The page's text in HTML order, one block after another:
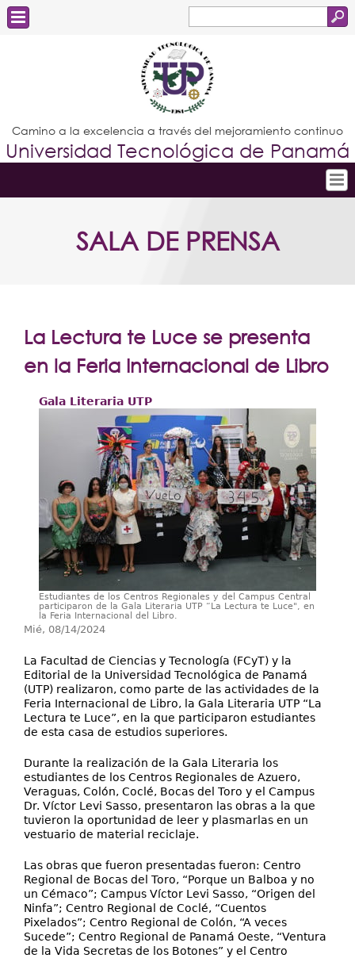
de
búsqueda
Estudiantes
Docentes
Administrativos
Graduados
Camino a la excelencia a través del mejoramiento continuo
Universidad Tecnológica de Panamá
Conoce la UTP
Postgrados
Centros Regionales
Servicios
Internacional
Transparencia
SALA DE PRENSA
La Lectura te Luce se presenta
en la Feria Internacional de Libro
Gala Literaria UTP
Estudiantes de los Centros Regionales y del Campus Central
participaron de la Gala Literaria UTP “La Lectura te Luce", en
la Feria Internacional del Libro.
Mié, 08/14/2024
La Facultad de Ciencias y Tecnología (FCyT) y la
Editorial de la Universidad Tecnológica de Panamá
(UTP) realizaron, como parte de las actividades de la
Feria Internacional de Libro, la Gala Literaria UTP “La
Lectura te Luce”, en la que participaron estudiantes
de esta casa de estudios superiores.
Durante la realización de la Gala Literaria los
estudiantes de los Centros Regionales de Azuero,
Veraguas, Colón, Coclé, Bocas del Toro y el Campus
Dr. Víctor Levi Sasso, presentaron las obras a la que
tuvieron la oportunidad de leer y plasmarlas en un
vestuario de material reciclaje.
Las obras que fueron presentadas fueron: Centro
Regional de Bocas del Toro, “Porque un Balboa y no
un Cémaco”; Campus Víctor Levi Sasso, “Origen del
Ninfa”; Centro Regional de Coclé, “Cuentos
Pixelados”; Centro Regional de Colón, “A veces
Sucede”; Centro Regional de Panamá Oeste, “Ventura
de la Vida Secretas de los Botones” y el Centro